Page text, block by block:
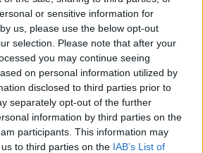
or sensitive information for
us, please use the below opt-out
selection. Please note that after your
you may continue seeing
on personal information utilized by
disclosed to third parties prior to
separately opt-out of the further
information by third parties on the
participants. This information may
to third parties on the IAB’s List of